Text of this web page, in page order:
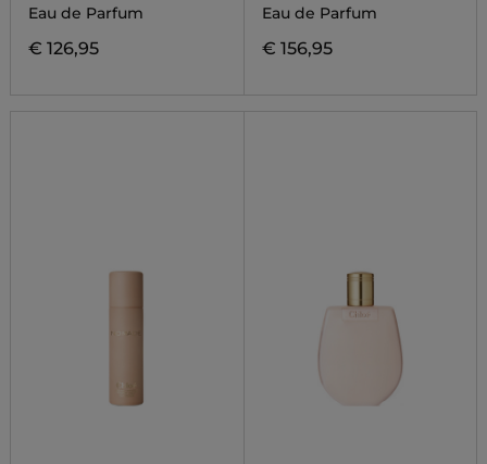
Eau de Parfum
€ 126,95
Eau de Parfum
€ 156,95